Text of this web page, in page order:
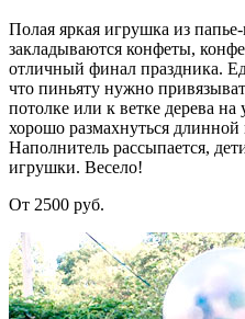
Полая яркая игрушка из
закладываются конфеты,
отличный финал праздника.
что пиньяту нужно
потолке или к ветке дерева
хорошо размахнуться длинной
Наполнитель рассыпается,
игрушки. Весело!
От 2500 руб.